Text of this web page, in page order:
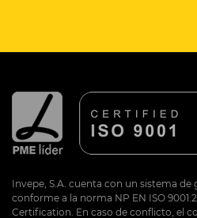
Invepe, S.A. cuenta con un sistema
conforme a la norma NP EN ISO
Certification. En caso de conflicto, el